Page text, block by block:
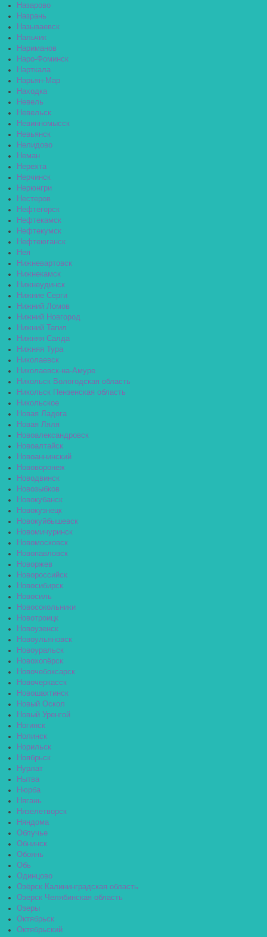
Назарово
Назрань
Называевск
Нальчик
Нариманов
Наро-Фоминск
Нарткала
Нарьян-Мар
Находка
Невель
Невельск
Невинномысск
Невьянск
Нелидово
Неман
Нерехта
Нерчинск
Нерюнгри
Нестеров
Нефтегорск
Нефтекамск
Нефтекумск
Нефтеюганск
Нея
Нижневартовск
Нижнекамск
Нижнеудинск
Нижние Серги
Нижний Ломов
Нижний Новгород
Нижний Тагил
Нижняя Салда
Нижняя Тура
Николаевск
Николаевск-на-Амуре
Никольск Вологодская область
Никольск Пензенская область
Никольское
Новая Ладога
Новая Ляля
Новоалександровск
Новоалтайск
Новоаннинский
Нововоронеж
Новодвинск
Новозыбков
Новокубанск
Новокузнецк
Новокуйбышевск
Новомичуринск
Новомосковск
Новопавловск
Новоржев
Новороссийск
Новосибирск
Новосиль
Новосокольники
Новотроицк
Новоузенск
Новоульяновск
Новоуральск
Новохопёрск
Новочебоксарск
Новочеркасск
Новошахтинск
Новый Оскол
Новый Уренгой
Ногинск
Нолинск
Норильск
Ноябрьск
Нурлат
Нытва
Нюрба
Нягань
Нязелетворск
Няндома
Облучье
Обнинск
Обоянь
Обь
Одинцово
Озёрск Калининградская область
Озерск Челябинская область
Озеры
Октябрьск
Октябрьский